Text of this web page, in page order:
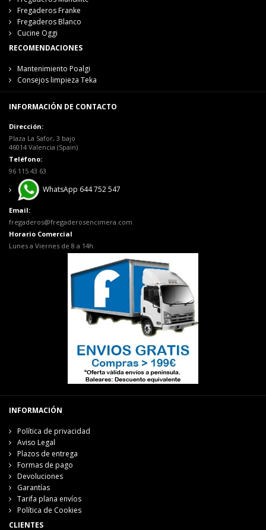
Fregaderos Franke
Fregaderos Blanco
Cucine Oggi
RECOMENDACIONES
Mantenimiento Poalgi
Consejos limpieza Teka
INFORMACIÓN DE CONTACTO
Dirección:
Plaza La Safor, 3 bajo
46014 Valencia (Spain)
Teléfono:
96 115 43 63
WhatsApp 644 752 547
Email:
fregaderos@fregaderosencimera.com
Horario Comercial
Lunes a Viernes de 8 a 14h.
INFORMACIÓN
Política de privacidad
Aviso Legal
Plazos de entrega
Formas de pago
Devoluciones
Garantías
Tarifa plana envíos
Política de Cookies
CLIENTES